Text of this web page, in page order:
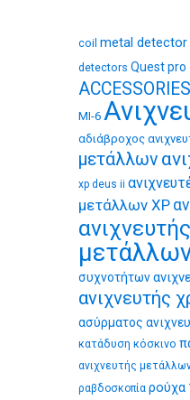
coil metal detector
detectors Quest pro
ACCESSORIES
MI-6
αδιάβροχος
μετάλλων
xp deus ii
μετάλλων XP
ανιχνευτής
συχνοτήτων
ανιχνευτής
ασύρματος
κατάδυση κόσκινο
ανιχνευτής
ραβδοσκοπία ρούχα